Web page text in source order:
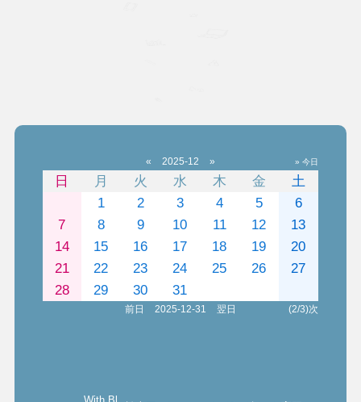
« 2025-12 » » 今日
日 月 火 水 木 金
土
1
2 3 4 5
6
7
8 9 10 11 12
13
14
15 16 17 18 19
20
21
22 23 24 25 26
27
28
29 30 31
前日 2025-12-31 翌日 (2/3)次